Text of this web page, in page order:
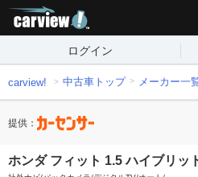
ログイン
carview! 中古車トップ メーカー一
提供：
ホンダ フィット 1.5 ハイブリッ